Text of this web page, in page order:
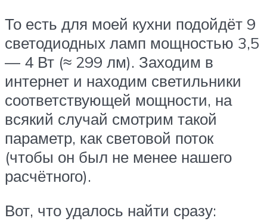
То есть для моей кухни подойдёт 9
светодиодных ламп мощностью 3,5
— 4 Вт (≈ 299 лм). Заходим в
интернет и находим светильники
соответствующей мощности, на
всякий случай смотрим такой
параметр, как световой поток
(чтобы он был не менее нашего
расчётного).
Вот, что удалось найти сразу: